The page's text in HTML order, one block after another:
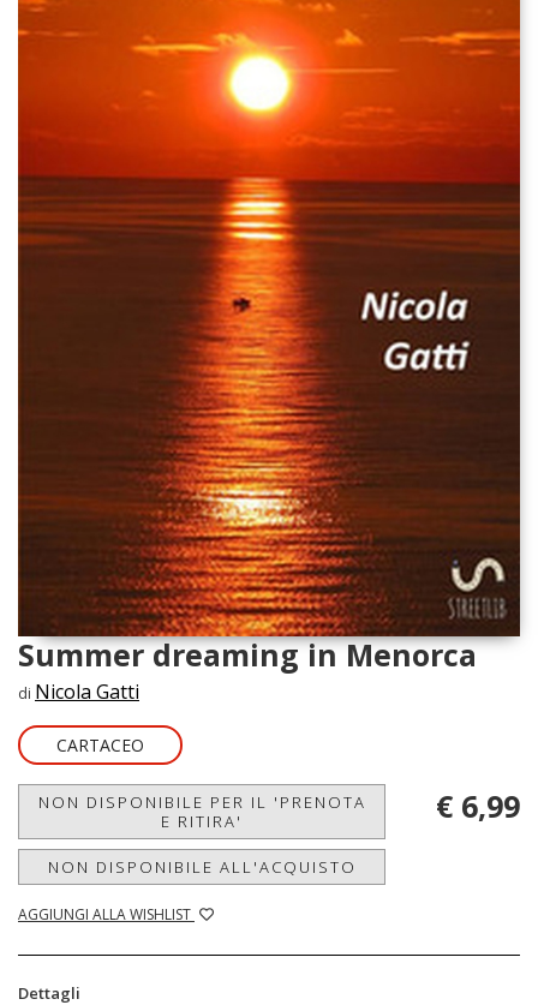
Summer dreaming in Menorca
di Nicola Gatti
CARTACEO
NON DISPONIBILE PER IL 'PRENOTA
E RITIRA'
NON DISPONIBILE ALL'ACQUISTO
AGGIUNGI ALLA WISHLIST
€ 6,99
Dettagli